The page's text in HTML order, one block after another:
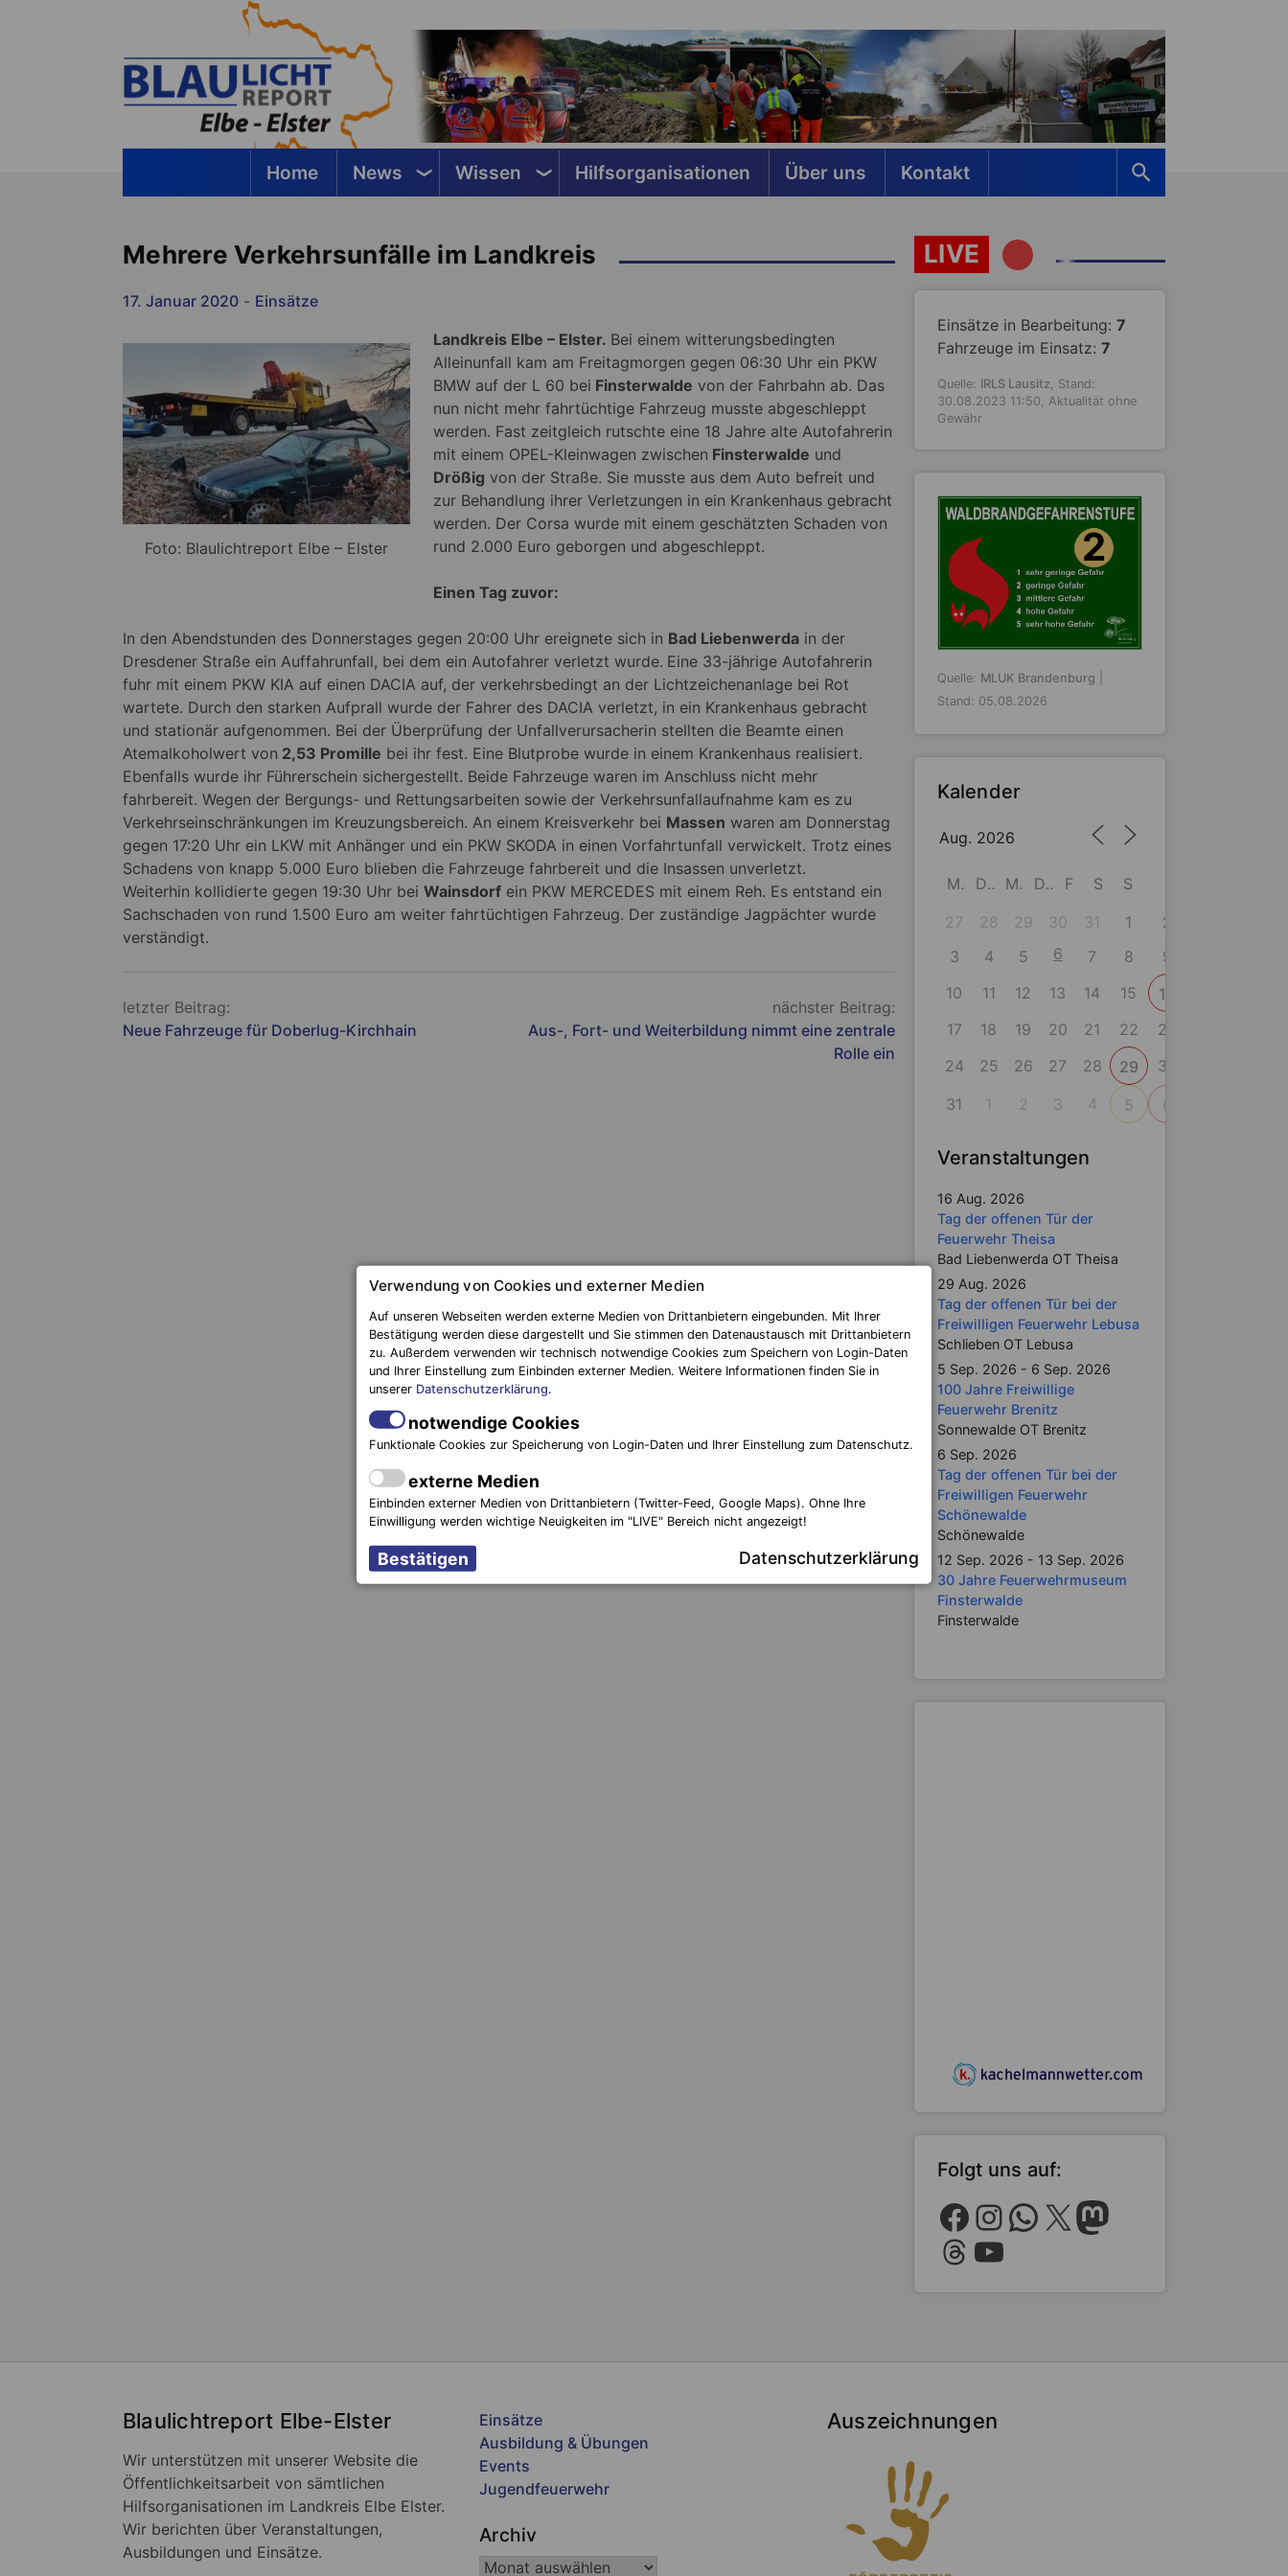
Home News Wissen Hilfsorganisationen Über uns Kontakt
Mehrere Verkehrsunfälle im Landkreis
17. Januar 2020 - Einsätze
Foto: Blaulichtreport Elbe – Elster
Landkreis Elbe – Elster. Bei einem witterungsbedingten
Alleinunfall kam am Freitagmorgen gegen 06:30 Uhr ein PKW
BMW auf der L 60 bei Finsterwalde von der Fahrbahn ab. Das
nun nicht mehr fahrtüchtige Fahrzeug musste abgeschleppt
werden. Fast zeitgleich rutschte eine 18 Jahre alte Autofahrerin
mit einem OPEL-Kleinwagen zwischen Finsterwalde und
Drößig von der Straße. Sie musste aus dem Auto befreit und
zur Behandlung ihrer Verletzungen in ein Krankenhaus gebracht
werden. Der Corsa wurde mit einem geschätzten Schaden von
rund 2.000 Euro geborgen und abgeschleppt.
Einen Tag zuvor:
In den Abendstunden des Donnerstages gegen 20:00 Uhr ereignete sich in Bad Liebenwerda in der
Dresdener Straße ein Auffahrunfall, bei dem ein Autofahrer verletzt wurde. Eine 33-jährige Autofahrerin
fuhr mit einem PKW KIA auf einen DACIA auf, der verkehrsbedingt an der Lichtzeichenanlage bei Rot
wartete. Durch den starken Aufprall wurde der Fahrer des DACIA verletzt, in ein Krankenhaus gebracht
und stationär aufgenommen. Bei der Überprüfung der Unfallverursacherin stellten die Beamte einen
Atemalkoholwert von 2,53 Promille bei ihr fest. Eine Blutprobe wurde in einem Krankenhaus realisiert.
Ebenfalls wurde ihr Führerschein sichergestellt. Beide Fahrzeuge waren im Anschluss nicht mehr
fahrbereit. Wegen der Bergungs- und Rettungsarbeiten sowie der Verkehrsunfallaufnahme kam es zu
Verkehrseinschränkungen im Kreuzungsbereich. An einem Kreisverkehr bei Massen waren am Donnerstag
gegen 17:20 Uhr ein LKW mit Anhänger und ein PKW SKODA in einen Vorfahrtunfall verwickelt. Trotz eines
Schadens von knapp 5.000 Euro blieben die Fahrzeuge fahrbereit und die Insassen unverletzt.
Weiterhin kollidierte gegen 19:30 Uhr bei Wainsdorf ein PKW MERCEDES mit einem Reh. Es entstand ein
Sachschaden von rund 1.500 Euro am weiter fahrtüchtigen Fahrzeug. Der zuständige Jagpächter wurde
verständigt.
Beitragsnavigation
letzter Beitrag:
Neue Fahrzeuge für Doberlug-Kirchhain
nächster Beitrag:
Aus-, Fort- und Weiterbildung nimmt eine zentrale
Rolle ein
LIVE
Einsätze in Bearbeitung: 7
Fahrzeuge im Einsatz: 7
Quelle: IRLS Lausitz, Stand:
30.08.2023 11:50, Aktualität ohne
Gewähr
2
Quelle: MLUK Brandenburg
Stand: 05.08.2026
Kalender
Aug. 2026
M D M D F S
S
27
28 29 30 31 1
2
3
4 5 6 7 8
9
10
11 12 13 14 15
16
17
18 19 20 21 22
23
24
25 26 27 28 29
30
31
1 2 3 4 5 6
Veranstaltungen
16 Aug. 2026
Tag der offenen Tür der
Feuerwehr Theisa
Bad Liebenwerda OT Theisa
29 Aug. 2026
Tag der offenen Tür bei der
Freiwilligen Feuerwehr Lebusa
Schlieben OT Lebusa
5 Sep. 2026 - 6 Sep. 2026
100 Jahre Freiwillige
Feuerwehr Brenitz
Sonnewalde OT Brenitz
6 Sep. 2026
Tag der offenen Tür bei der
Freiwilligen Feuerwehr
Schönewalde
Schönewalde
12 Sep. 2026 - 13 Sep. 2026
30 Jahre Feuerwehrmuseum
Finsterwalde
Finsterwalde
Folgt uns auf:
Facebook
Instagram
WhatsApp
X Mastodon
Threads
YouTube
Blaulichtreport Elbe-Elster
Wir unterstützen mit unserer Website die
Öffentlichkeitsarbeit von sämtlichen
Hilfsorganisationen im Landkreis Elbe Elster.
Wir berichten über Veranstaltungen,
Ausbildungen und Einsätze.
Einsätze
Ausbildung & Übungen
Events
Jugendfeuerwehr
Archiv
Auszeichnungen
Verwendung von Cookies und externer Medien
Auf unseren Webseiten werden externe Medien von Drittanbietern eingebunden. Mit Ihrer
Bestätigung werden diese dargestellt und Sie stimmen den Datenaustausch mit Drittanbietern
zu. Außerdem verwenden wir technisch notwendige Cookies zum Speichern von Login-Daten
und Ihrer Einstellung zum Einbinden externer Medien. Weitere Informationen finden Sie in
unserer Datenschutzerklärung.
notwendige Cookies
Funktionale Cookies zur Speicherung von Login-Daten und Ihrer Einstellung zum Datenschutz.
externe Medien
Einbinden externer Medien von Drittanbietern (Twitter-Feed, Google Maps). Ohne Ihre
Einwilligung werden wichtige Neuigkeiten im "LIVE" Bereich nicht angezeigt!
Datenschutzerklärung